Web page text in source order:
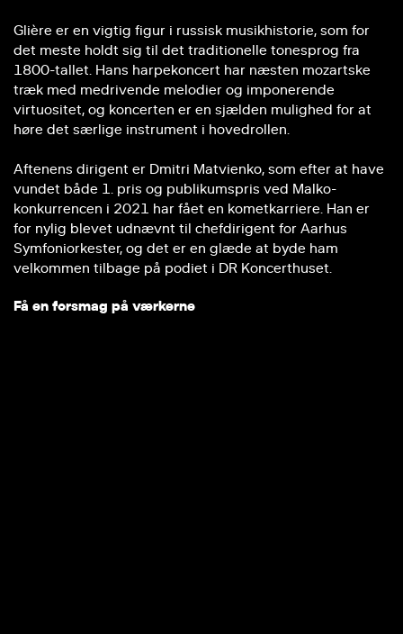
Glière er en vigtig figur i russisk musikhistorie, som for
det meste holdt sig til det traditionelle tonesprog fra
1800-tallet. Hans harpekoncert har næsten mozartske
træk med medrivende melodier og imponerende
virtuositet, og koncerten er en sjælden mulighed for at
høre det særlige instrument i hovedrollen.
Aftenens dirigent er Dmitri Matvienko, som efter at have
vundet både 1. pris og publikumspris ved Malko-
konkurrencen i 2021 har fået en kometkarriere. Han er
for nylig blevet udnævnt til chefdirigent for Aarhus
Symfoniorkester, og det er en glæde at byde ham
velkommen tilbage på podiet i DR Koncerthuset.
Få en forsmag på værkerne